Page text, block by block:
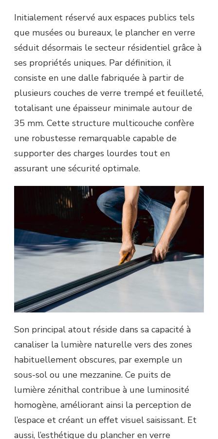
Initialement réservé aux espaces publics tels
que musées ou bureaux, le plancher en verre
séduit désormais le secteur résidentiel grâce à
ses propriétés uniques. Par définition, il
consiste en une dalle fabriquée à partir de
plusieurs couches de verre trempé et feuilleté,
totalisant une épaisseur minimale autour de
35 mm. Cette structure multicouche confère
une robustesse remarquable capable de
supporter des charges lourdes tout en
assurant une sécurité optimale.
Son principal atout réside dans sa capacité à
canaliser la lumière naturelle vers des zones
habituellement obscures, par exemple un
sous-sol ou une mezzanine. Ce puits de
lumière zénithal contribue à une luminosité
homogène, améliorant ainsi la perception de
l’espace et créant un effet visuel saisissant. Et
aussi, l’esthétique du plancher en verre